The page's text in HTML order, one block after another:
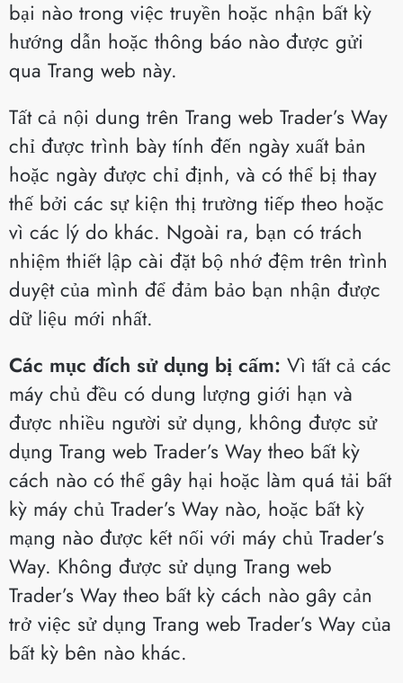
bại nào trong việc truyền hoặc nhận bất kỳ
hướng dẫn hoặc thông báo nào được gửi
qua Trang web này.
Tất cả nội dung trên Trang web Trader’s Way
chỉ được trình bày tính đến ngày xuất bản
hoặc ngày được chỉ định, và có thể bị thay
thế bởi các sự kiện thị trường tiếp theo hoặc
vì các lý do khác. Ngoài ra, bạn có trách
nhiệm thiết lập cài đặt bộ nhớ đệm trên trình
duyệt của mình để đảm bảo bạn nhận được
dữ liệu mới nhất.
Các mục đích sử dụng bị cấm: Vì tất cả các
máy chủ đều có dung lượng giới hạn và
được nhiều người sử dụng, không được sử
dụng Trang web Trader’s Way theo bất kỳ
cách nào có thể gây hại hoặc làm quá tải bất
kỳ máy chủ Trader’s Way nào, hoặc bất kỳ
mạng nào được kết nối với máy chủ Trader’s
Way. Không được sử dụng Trang web
Trader’s Way theo bất kỳ cách nào gây cản
trở việc sử dụng Trang web Trader’s Way của
bất kỳ bên nào khác.